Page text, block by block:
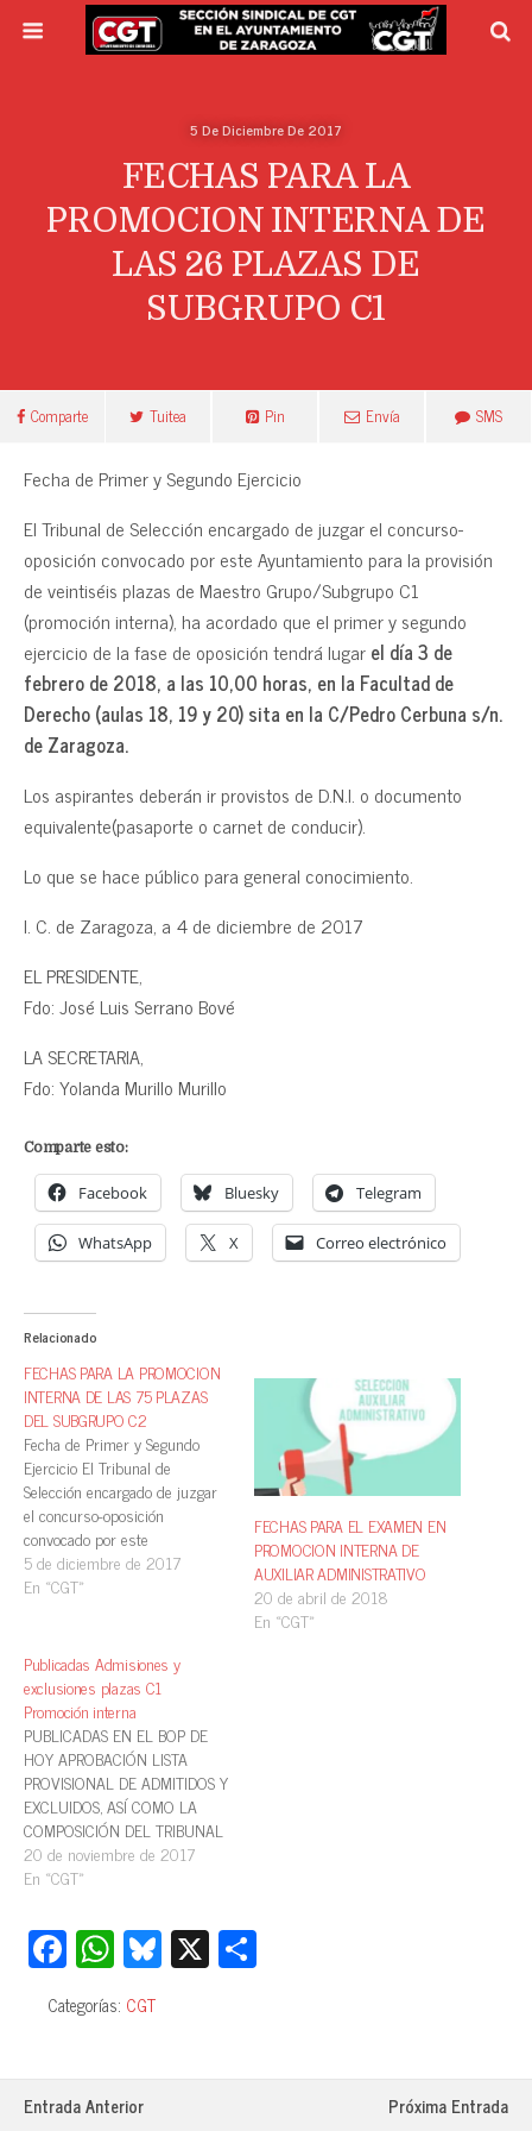
5 De Diciembre De 2017
FECHAS PARA LA
PROMOCION INTERNA DE
LAS 26 PLAZAS DE
SUBGRUPO C1
Comparte Tuitea Pin Envía SMS
Fecha de Primer y Segundo Ejercicio
El Tribunal de Selección encargado de juzgar el concurso-
oposición convocado por este Ayuntamiento para la provisión
de veintiséis plazas de Maestro Grupo/Subgrupo C1
(promoción interna), ha acordado que el primer y segundo
ejercicio de la fase de oposición tendrá lugarel día 3 de
febrero de 2018, a las 10,00 horas, en la Facultad de
Derecho (aulas 18, 19 y 20) sita en la C/Pedro Cerbuna s/n.
de Zaragoza.
Los aspirantes deberán ir provistos de D.N.I. o documento
equivalente(pasaporte o carnet de conducir).
Lo que se hace público para general conocimiento.
I. C. de Zaragoza, a 4 de diciembre de 2017
EL PRESIDENTE,
Fdo: José Luis Serrano Bové
LA SECRETARIA,
Fdo: Yolanda Murillo Murillo
Comparte esto:
Facebook Bluesky Telegram
WhatsApp X Correo electrónico
Relacionado
FECHAS PARA LA PROMOCION
INTERNA DE LAS 75 PLAZAS
DEL SUBGRUPO C2
Fecha de Primer y Segundo
Ejercicio El Tribunal de
Selección encargado de juzgar
el concurso-oposición
convocado por este
Ayuntamiento para la provisión
de setenta y cinco plazas de
Zaragoza, ha acordado que el
primer y segundo ejercicio de
la fase de oposición tendrá…
5 de diciembre de 2017
En «CGT»
FECHAS PARA EL EXAMEN EN
PROMOCION INTERNA DE
AUXILIAR ADMINISTRATIVO
20 de abril de 2018
En «CGT»
Publicadas Admisiones y
exclusiones plazas C1
Promoción interna
PUBLICADAS EN EL BOP DE
HOY APROBACIÓN LISTA
PROVISIONAL DE ADMITIDOS Y
EXCLUIDOS, ASÍ COMO LA
COMPOSICIÓN DEL TRIBUNAL
DEL PROCESO SELECTIVO
PARA LA PROVISIÓN DE
SUBGRUPO C1 (PROMOCIÓN
INTERNA) SECCIÓN QUINTA
Núm. 9.655 EXCMO.
AYUNTAMIENTO DE
ZARAGOZA ÁREA DE
20 de noviembre de 2017
En «CGT»
Fa
ce
bo
ok
W
ha
ts
A
pp
Bl
ue
y
X
pa
Categorías: CGT
Entrada Anterior
Próxima Entrada